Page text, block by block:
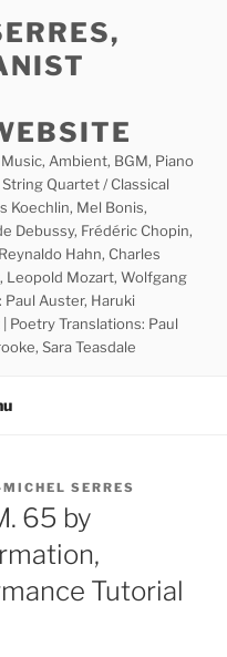
Ambient, BGM, Piano
Quartet / Classical
Koechlin, Mel Bonis,
Debussy, Frédéric Chopin,
Hahn, Charles
Leopold Mozart, Wolfgang
Auster, Haruki
Poetry Translations: Paul
Sara Teasdale
SERRES
65 by
Tutorial